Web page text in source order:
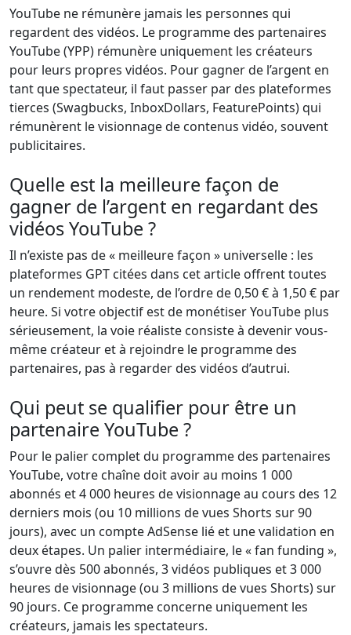
YouTube ne rémunère jamais les personnes qui
regardent des vidéos. Le programme des partenaires
YouTube (YPP) rémunère uniquement les créateurs
pour leurs propres vidéos. Pour gagner de l’argent en
tant que spectateur, il faut passer par des plateformes
tierces (Swagbucks, InboxDollars, FeaturePoints) qui
rémunèrent le visionnage de contenus vidéo, souvent
publicitaires.
Quelle est la meilleure façon de
gagner de l’argent en regardant des
vidéos YouTube ?
Il n’existe pas de « meilleure façon » universelle : les
plateformes GPT citées dans cet article offrent toutes
un rendement modeste, de l’ordre de 0,50 € à 1,50 € par
heure. Si votre objectif est de monétiser YouTube plus
sérieusement, la voie réaliste consiste à devenir vous-
même créateur et à rejoindre le programme des
partenaires, pas à regarder des vidéos d’autrui.
Qui peut se qualifier pour être un
partenaire YouTube ?
Pour le palier complet du programme des partenaires
YouTube, votre chaîne doit avoir au moins 1 000
abonnés et 4 000 heures de visionnage au cours des 12
derniers mois (ou 10 millions de vues Shorts sur 90
jours), avec un compte AdSense lié et une validation en
deux étapes. Un palier intermédiaire, le « fan funding »,
s’ouvre dès 500 abonnés, 3 vidéos publiques et 3 000
heures de visionnage (ou 3 millions de vues Shorts) sur
90 jours. Ce programme concerne uniquement les
créateurs, jamais les spectateurs.